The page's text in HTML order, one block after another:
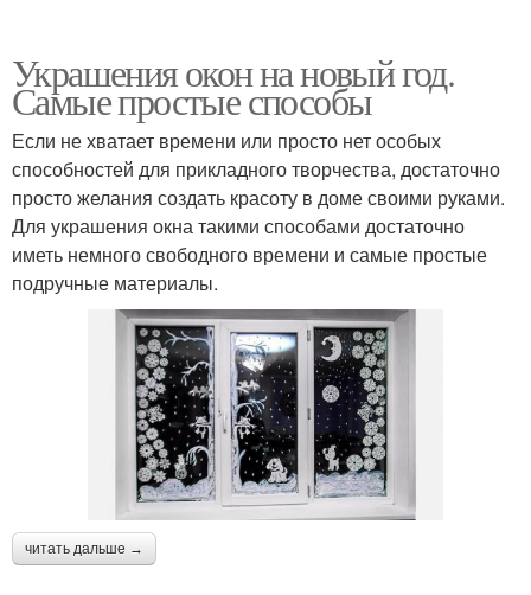
Украшения окон на новый год.
Самые простые способы
Если не хватает времени или просто нет особых
способностей для прикладного творчества, достаточно
просто желания создать красоту в доме своими руками.
Для украшения окна такими способами достаточно
иметь немного свободного времени и самые простые
подручные материалы.
читать дальше →